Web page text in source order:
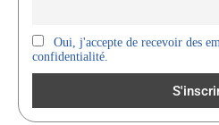
Oui, j'accepte de recevoir des
confidentialité.